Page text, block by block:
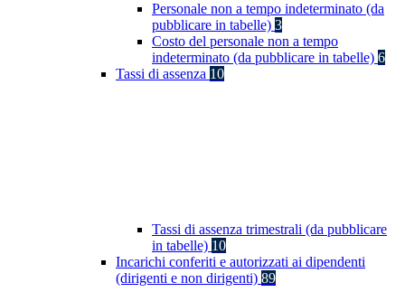
Personale non a tempo indeterminato (da
pubblicare in tabelle) 3
Costo del personale non a tempo
indeterminato (da pubblicare in tabelle) 6
Tassi di assenza 10
Tassi di assenza trimestrali (da pubblicare
in tabelle) 10
Incarichi conferiti e autorizzati ai dipendenti
(dirigenti e non dirigenti) 89